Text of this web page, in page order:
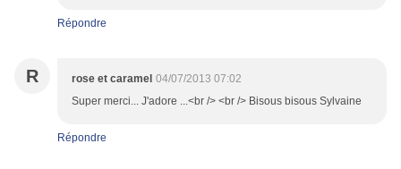
Répondre
R rose et caramel 04/07/2013 07:02
Super merci... J'adore ...<br /> <br /> Bisous bisous Sylvaine
Répondre